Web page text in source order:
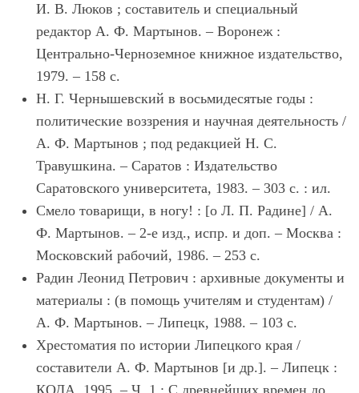
И. В. Люков ; составитель и специальный
редактор А. Ф. Мартынов. ‒ Воронеж :
Центрально-Черноземное книжное издательство,
1979. ‒ 158 с.
Н. Г. Чернышевский в восьмидесятые годы :
политические воззрения и научная деятельность /
А. Ф. Мартынов ; под редакцией Н. С.
Травушкина. ‒ Саратов : Издательство
Саратовского университета, 1983. ‒ 303 с. : ил.
Смело товарищи, в ногу! : [о Л. П. Радине] / А.
Ф. Мартынов. ‒ 2-е изд., испр. и доп. ‒ Москва :
Московский рабочий, 1986. ‒ 253 с.
Радин Леонид Петрович : архивные документы и
материалы : (в помощь учителям и студентам) /
А. Ф. Мартынов. ‒ Липецк, 1988. ‒ 103 с.
Хрестоматия по истории Липецкого края /
составители А. Ф. Мартынов [и др.]. ‒ Липецк :
КОДА, 1995. ‒ Ч. 1 : С древнейших времен до